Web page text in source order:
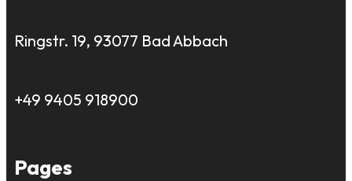
Ringstr. 19, 93077 Bad Abbach
+49 9405 918900
Pages